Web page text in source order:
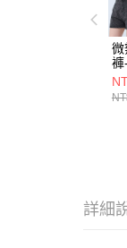
微
褲
詳細